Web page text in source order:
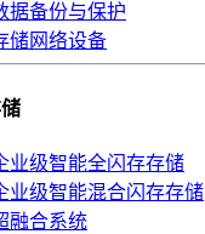
据备份与保护
储网络设备
业级智能全闪存存储
业级智能混合闪存存储
融合系统